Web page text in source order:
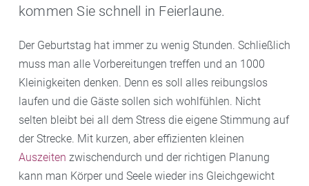
kommen Sie schnell in Feierlaune.
Der Geburtstag hat immer zu wenig Stunden. Schließlich
muss man alle Vorbereitungen treffen und an 1000
Kleinigkeiten denken. Denn es soll alles reibungslos
laufen und die Gäste sollen sich wohlfühlen. Nicht
selten bleibt bei all dem Stress die eigene Stimmung auf
der Strecke. Mit kurzen, aber effizienten kleinen
Auszeiten zwischendurch und der richtigen Planung
kann man Körper und Seele wieder ins Gleichgewicht